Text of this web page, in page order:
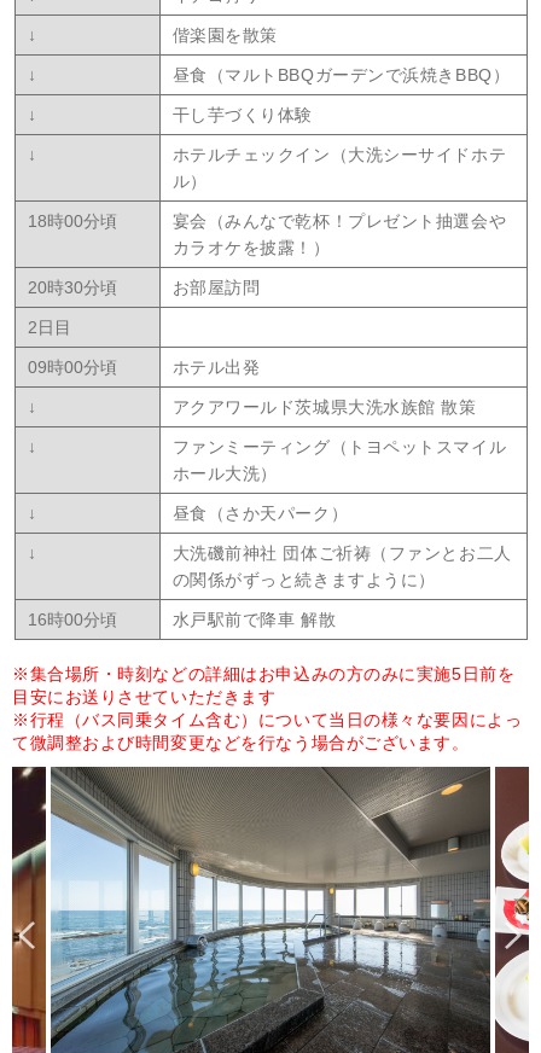
↓ 偕楽園を散策
↓ 昼食（マルトBBQガーデンで浜焼きBBQ）
↓ 干し芋づくり体験
↓
ホテルチェックイン（大洗シーサイドホテ
ル）
18時00分頃
宴会（みんなで乾杯！プレゼント抽選会や
カラオケを披露！）
20時30分頃 お部屋訪問
2日目
09時00分頃 ホテル出発
↓ アクアワールド茨城県大洗水族館 散策
↓
ファンミーティング（トヨペットスマイル
ホール大洗）
↓ 昼食（さか天パーク）
↓
大洗磯前神社 団体ご祈祷（ファンとお二人
の関係がずっと続きますように）
16時00分頃 水戸駅前で降車 解散
※集合場所・時刻などの詳細はお申込みの方のみに実施5日前を
目安にお送りさせていただきます
※行程（バス同乗タイム含む）について当日の様々な要因によっ
て微調整および時間変更などを行なう場合がございます。